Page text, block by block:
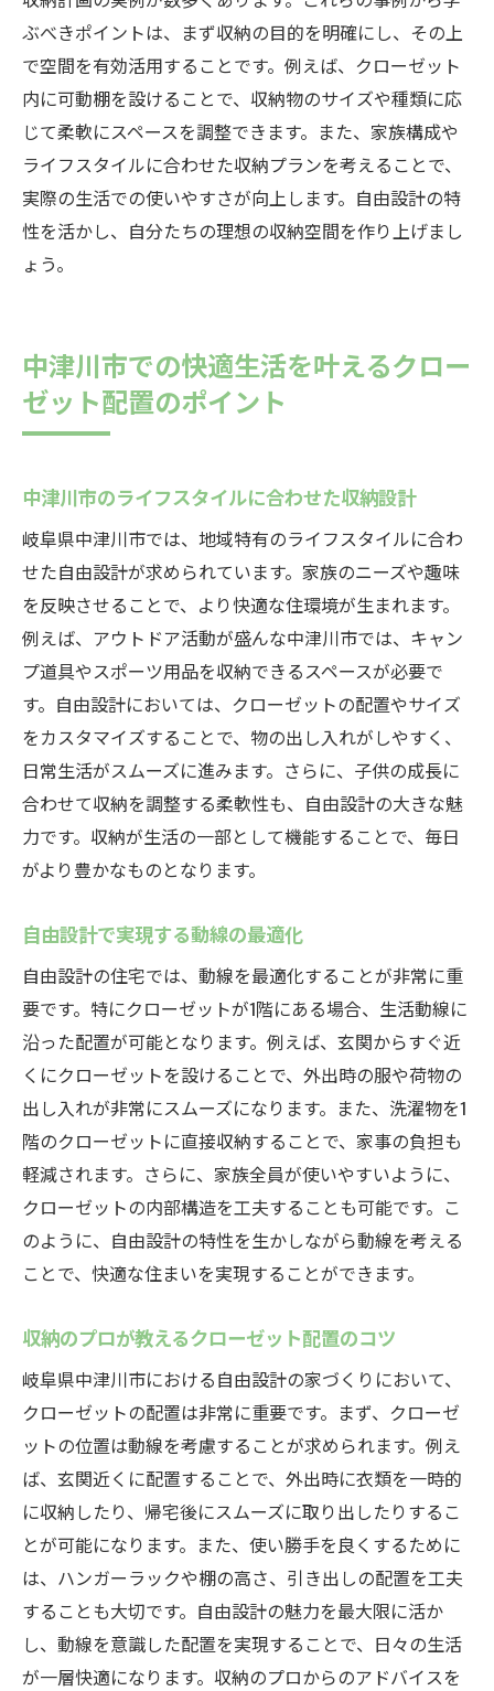
ぶべきポイントは、まず収納の目的を明確にし、その上
で空間を有効活用することです。例えば、クローゼット
内に可動棚を設けることで、収納物のサイズや種類に応
じて柔軟にスペースを調整できます。また、家族構成や
ライフスタイルに合わせた収納プランを考えることで、
実際の生活での使いやすさが向上します。自由設計の特
性を活かし、自分たちの理想の収納空間を作り上げまし
ょう。
中津川市での快適生活を叶えるクロー
ゼット配置のポイント
中津川市のライフスタイルに合わせた収納設計
岐阜県中津川市では、地域特有のライフスタイルに合わ
せた自由設計が求められています。家族のニーズや趣味
を反映させることで、より快適な住環境が生まれます。
例えば、アウトドア活動が盛んな中津川市では、キャン
プ道具やスポーツ用品を収納できるスペースが必要で
す。自由設計においては、クローゼットの配置やサイズ
をカスタマイズすることで、物の出し入れがしやすく、
日常生活がスムーズに進みます。さらに、子供の成長に
合わせて収納を調整する柔軟性も、自由設計の大きな魅
力です。収納が生活の一部として機能することで、毎日
がより豊かなものとなります。
自由設計で実現する動線の最適化
自由設計の住宅では、動線を最適化することが非常に重
要です。特にクローゼットが1階にある場合、生活動線に
沿った配置が可能となります。例えば、玄関からすぐ近
くにクローゼットを設けることで、外出時の服や荷物の
出し入れが非常にスムーズになります。また、洗濯物を1
階のクローゼットに直接収納することで、家事の負担も
軽減されます。さらに、家族全員が使いやすいように、
クローゼットの内部構造を工夫することも可能です。こ
のように、自由設計の特性を生かしながら動線を考える
ことで、快適な住まいを実現することができます。
収納のプロが教えるクローゼット配置のコツ
岐阜県中津川市における自由設計の家づくりにおいて、
クローゼットの配置は非常に重要です。まず、クローゼ
ットの位置は動線を考慮することが求められます。例え
ば、玄関近くに配置することで、外出時に衣類を一時的
に収納したり、帰宅後にスムーズに取り出したりするこ
とが可能になります。また、使い勝手を良くするために
は、ハンガーラックや棚の高さ、引き出しの配置を工夫
することも大切です。自由設計の魅力を最大限に活か
し、動線を意識した配置を実現することで、日々の生活
が一層快適になります。収納のプロからのアドバイスを